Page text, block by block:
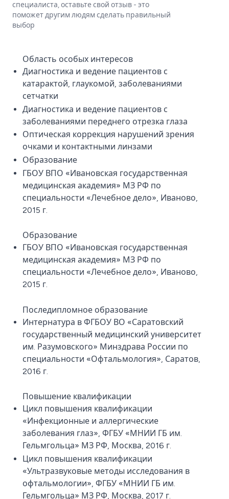
специалиста, оставьте свой отзыв - это
поможет другим людям сделать правильный
выбор
Область особых интересов
Диагностика и ведение пациентов с
катарактой, глаукомой, заболеваниями
сетчатки
Диагностика и ведение пациентов с
заболеваниями переднего отрезка глаза
Оптическая коррекция нарушений зрения
очками и контактными линзами
Образование
ГБОУ ВПО «Ивановская государственная
медицинская академия» МЗ РФ по
специальности «Лечебное дело», Иваново,
2015 г.
Образование
ГБОУ ВПО «Ивановская государственная
медицинская академия» МЗ РФ по
специальности «Лечебное дело», Иваново,
2015 г.
Последипломное образование
Интернатура в ФГБОУ ВО «Саратовский
государственный медицинский университет
им. Разумовского» Минздрава России по
специальности «Офтальмология», Саратов,
2016 г.
Повышение квалификации
Цикл повышения квалификации
«Инфекционные и аллергические
заболевания глаз», ФГБУ «МНИИ ГБ им.
Гельмгольца» МЗ РФ, Москва, 2016 г.
Цикл повышения квалификации
«Ультразвуковые методы исследования в
офтальмологии», ФГБУ «МНИИ ГБ им.
Гельмгольца» МЗ РФ, Москва, 2017 г.